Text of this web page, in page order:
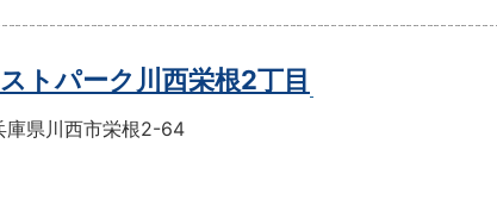
ストパーク川西栄根2丁目
庫県川西市栄根2-64